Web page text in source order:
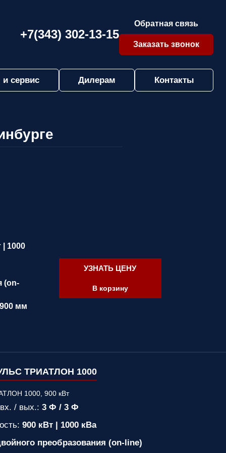
+7(343) 302-13-15
Обратная связь
Заказать звонок
и сервис Дилерам Контакты
| 1000
(on-
мм
УЗНАТЬ ЦЕНУ
В корзину
ТРИАТЛОН 1000
/ вых.: 3 Ф / 3 Ф
900 кВт | 1000 кВа
преобразования (on-line)